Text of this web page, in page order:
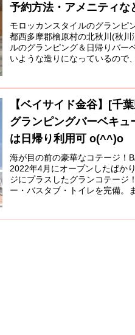
予約方法・アメニティ
モロッカンスタイルのグラン
都西多摩郡檜原村の北秋川(秋
ルのグランピング＆日帰りバー
いような造りになっているので
【ベイサイド金谷】[千
グランピングバーベキ
は日帰り利用可 o(^^)o
海が目の前の豪華なコテージ！
2022年4月にオープンしたばか
ジにプラスしたグランコテージ
ー・バスタブ・トイレを完備。